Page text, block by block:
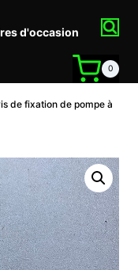
d'occasion
0
de fixation de pompe à